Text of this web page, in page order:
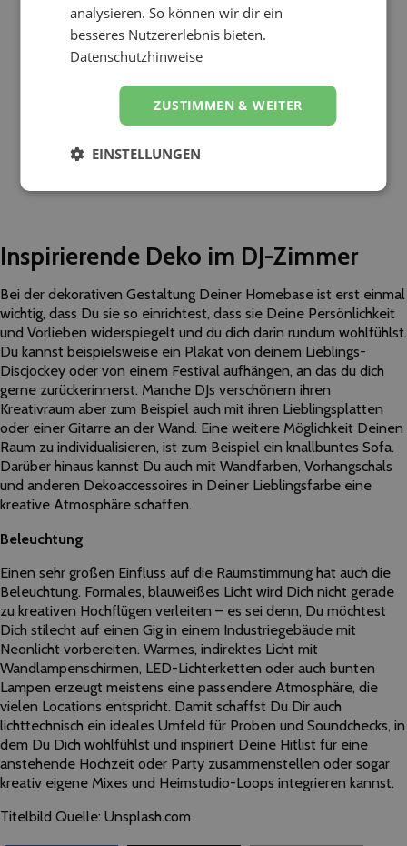
Inspirierende Deko im DJ-Zimmer
Bei der dekorativen Gestaltung Deiner Homebase ist erst einmal
wichtig, dass Du sie so einrichtest, dass sie Deine Persönlichkeit
und Vorlieben widerspiegelt und du dich darin rundum wohlfühlst.
Du kannst beispielsweise ein Plakat von deinem Lieblings-
Discjockey oder von einem Festival aufhängen, an das du dich
gerne zurückerinnerst. Manche DJs verschönern ihren
Kreativraum aber zum Beispiel auch mit ihren Lieblingsplatten
oder einer Gitarre an der Wand. Eine weitere Möglichkeit Deinen
Raum zu individualisieren, ist zum Beispiel ein knallbuntes Sofa.
Darüber hinaus kannst Du auch mit Wandfarben, Vorhangschals
und anderen Dekoaccessoires in Deiner Lieblingsfarbe eine
kreative Atmosphäre schaffen.
Beleuchtung
Einen sehr großen Einfluss auf die Raumstimmung hat auch die
Beleuchtung. Formales, blauweißes Licht wird Dich nicht gerade
zu kreativen Hochflügen verleiten – es sei denn, Du möchtest
Dich stilecht auf einen Gig in einem Industriegebäude mit
Neonlicht vorbereiten. Warmes, indirektes Licht mit
Wandlampenschirmen, LED-Lichterketten oder auch bunten
Lampen erzeugt meistens eine passendere Atmosphäre, die
vielen Locations entspricht. Damit schaffst Du Dir auch
lichttechnisch ein ideales Umfeld für Proben und Soundchecks, in
dem Du Dich wohlfühlst und inspiriert Deine Hitlist für eine
anstehende Hochzeit oder Party zusammenstellen oder sogar
kreativ eigene Mixes und Heimstudio-Loops integrieren kannst.
Titelbild Quelle: Unsplash.com
analysieren. So können wir dir ein
besseres Nutzererlebnis bieten.
Datenschutzhinweise
ZUSTIMMEN & WEITER
EINSTELLUNGEN